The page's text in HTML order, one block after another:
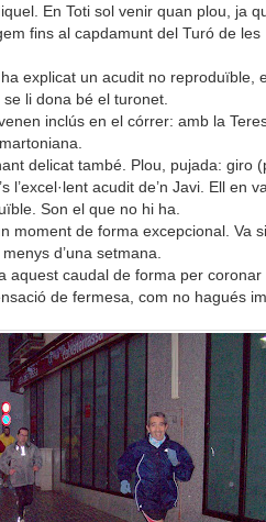
En Toti sol venir quan plou, ja
fins al capdamunt del Turó de les
explicat un acudit no reproduïble,
li dona bé el turonet.
inclús en el córrer: amb la
delicat també. Plou, pujada: giro
l’excel·lent acudit de’n Javi. Ell en
Son el que no hi ha.
moment de forma excepcional. Va
d’una setmana.
aquest caudal de forma per coronar
de fermesa, com no hagués